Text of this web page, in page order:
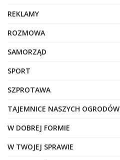
REKLAMY
ROZMOWA
SAMORZĄD
SPORT
SZPROTAWA
TAJEMNICE NASZYCH OGRODÓW
W DOBREJ FORMIE
W TWOJEJ SPRAWIE